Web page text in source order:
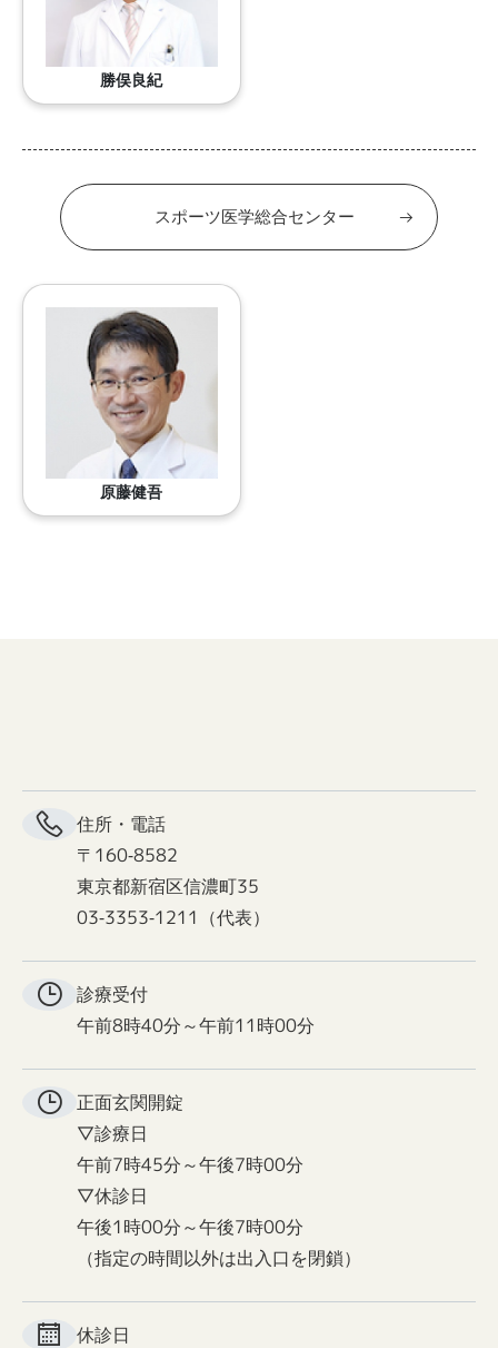
勝俣良紀
スポーツ医学総合センター
原藤健吾
住所・電話
〒160-8582
東京都新宿区信濃町35
03-3353-1211（代表）
診療受付
午前8時40分～午前11時00分
正面玄関開錠
▽診療日
午前7時45分～午後7時00分
▽休診日
午後1時00分～午後7時00分
（指定の時間以外は出入口を閉鎖）
休診日